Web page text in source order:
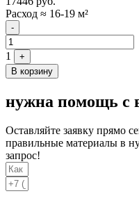
Расход ≈ 16-19 м²
Quantity
-
1
+
В корзину
нужна помощь с
Оставляйте заявку прямо
правильные материалы в
запрос!